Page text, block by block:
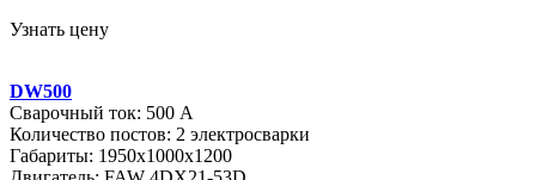
Узнать цену
DW500
Сварочный ток: 500 А
Количество постов: 2 электросварки
Габариты: 1950х1000х1200